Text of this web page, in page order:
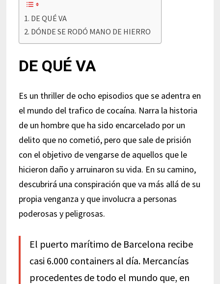
DE QUÉ VA
DÓNDE SE RODÓ MANO DE HIERRO
DE QUÉ VA
Es un thriller de ocho episodios que se adentra en
el mundo del trafico de cocaína. Narra la historia
de un hombre que ha sido encarcelado por un
delito que no cometió, pero que sale de prisión
con el objetivo de vengarse de aquellos que le
hicieron daño y arruinaron su vida. En su camino,
descubrirá una conspiración que va más allá de su
propia venganza y que involucra a personas
poderosas y peligrosas.
El puerto marítimo de Barcelona recibe
casi 6.000 containers al día. Mercancías
procedentes de todo el mundo que, en